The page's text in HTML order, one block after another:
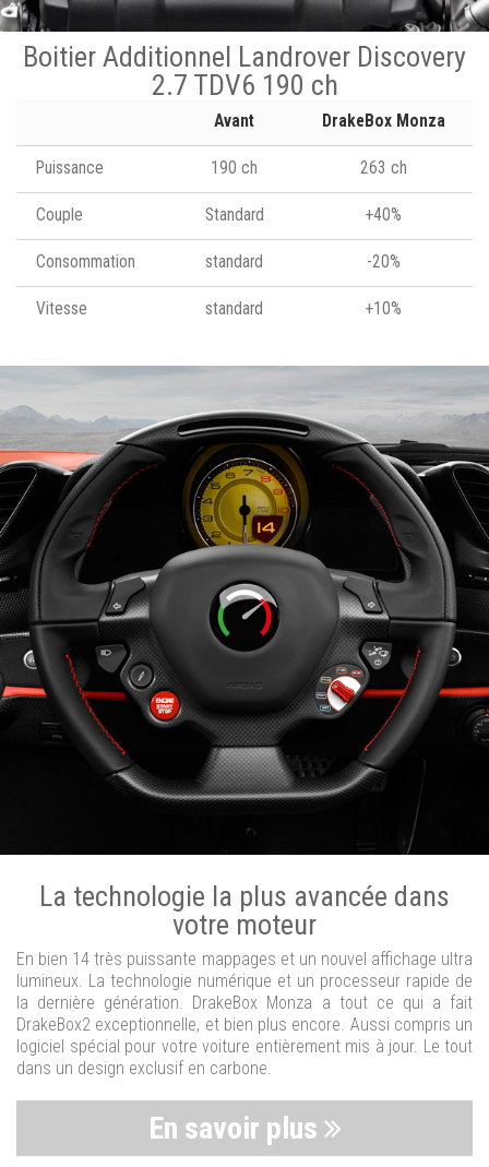
Boitier Additionnel Landrover Discovery
2.7 TDV6 190 ch
Avant DrakeBox Monza
Puissance 190 ch 263 ch
Couple Standard +40%
Consommation standard -20%
Vitesse standard +10%
La technologie la plus avancée dans
votre moteur
En bien 14 très puissante mappages et un nouvel affichage ultra
lumineux. La technologie numérique et un processeur rapide de
la dernière génération. DrakeBox Monza a tout ce qui a fait
DrakeBox2 exceptionnelle, et bien plus encore. Aussi compris un
logiciel spécial pour votre voiture entièrement mis à jour. Le tout
dans un design exclusif en carbone.
En savoir plus